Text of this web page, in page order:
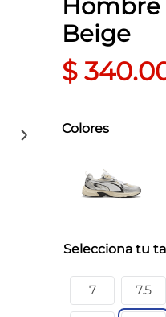
Hombre
Beige
$ 340.
Colores
7 7.5